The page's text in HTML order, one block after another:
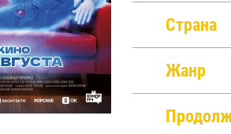
Страна
Жанр